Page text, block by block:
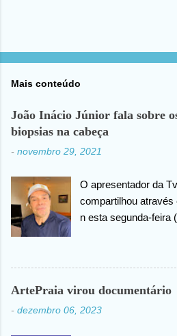
Mais conteúdo
João Inácio Júnior fala sobre
biopsias na cabeça
- novembro 29, 2021
O apresentador da
compartilhou através
n esta segunda-feira
cabeça há alguns
os resultados foram
cabeça,
outro momento no
ArtePraia virou documentário
- dezembro 06, 2023